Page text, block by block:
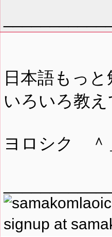
日本語もっ
いろいろ教
ヨロシク ＾
signup at